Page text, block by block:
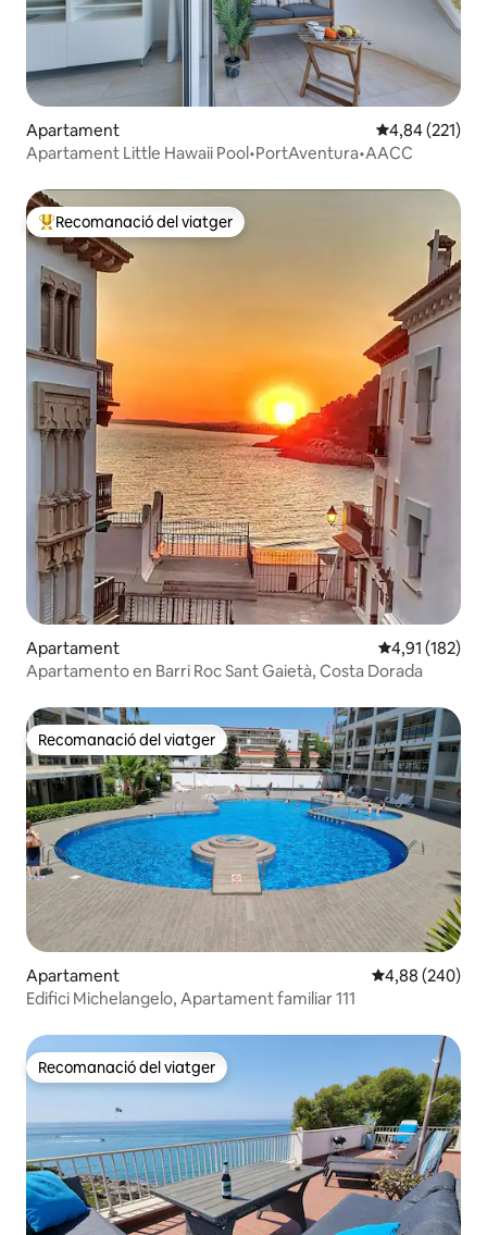
Apartament 4,84 de
4,84 (221)
Apartament Little Hawaii Pool•PortAventura•AACC
Principals recomanacions dels viatgers
Recomanació del viatger
Apartament 4,91 de
4,91 (182)
Apartamento en Barri Roc Sant Gaietà, Costa Dorada
Recomanació del viatger
Recomanació del viatger
Apartament 4,88 de
4,88 (240)
Edifici Michelangelo, Apartament familiar 111
Recomanació del viatger
Recomanació del viatger